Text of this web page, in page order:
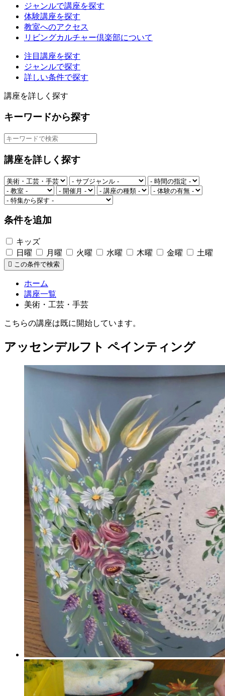
ジャンルで講座を探す
体験講座を探す
教室へのアクセス
リビングカルチャー倶楽部について
注目講座を探す
ジャンルで探す
詳しい条件で探す
講座を詳しく探す
キーワードから探す
講座を詳しく探す
条件を追加
キッズ
日曜
月曜 火曜 水曜 木曜 金曜 土曜
この条件で検索
ホーム
講座一覧
美術・工芸・手芸
こちらの講座は既に開始しています。
アッセンデルフト ペインティング